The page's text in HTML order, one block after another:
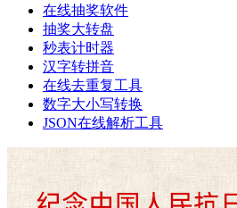
在线抽奖软件
抽奖大转盘
秒表计时器
汉字转拼音
在线去重复工具
数字大小写转换
JSON在线解析工具